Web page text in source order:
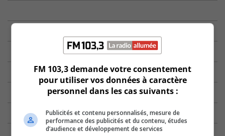
FM 103,3 demande votre consentement
pour utiliser vos données à caractère
personnel dans les cas suivants :
Publicités et contenu personnalisés, mesure de
performance des publicités et du contenu, études
d’audience et développement de services